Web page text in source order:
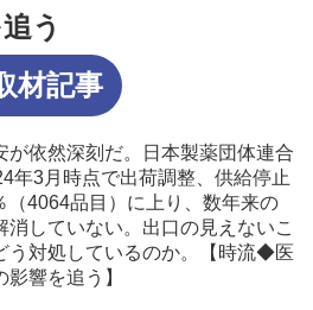
う
材記事
が依然深刻だ。日本製薬団体連合
年3月時点で出荷調整、供給停止
（4064品目）に上り、数年来の
消していない。出口の見えないこ
う対処しているのか。【時流◆医
響を追う】